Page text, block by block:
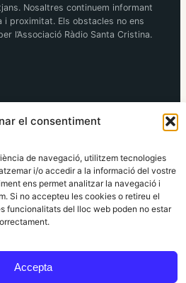
el consentiment
de navegació, utilitzem tecnologies
i/o accedir a la informació del vostre
ens permet analitzar la navegació i
Si no accepteu les cookies o retireu el
funcionalitats del lloc web poden no estar
Accepta
Nosaltres continuem informant
i proximitat. Els obstacles no ens
l’Associació Ràdio Santa Cristina.